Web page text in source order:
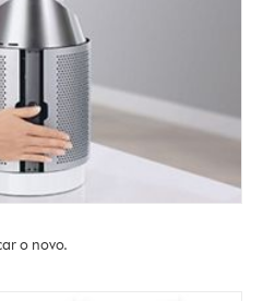
o novo.